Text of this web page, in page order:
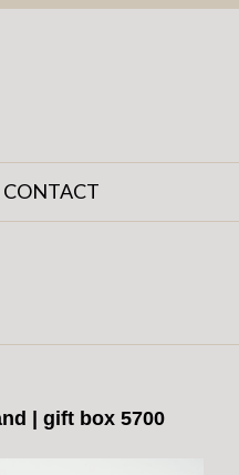
CONTACT
| gift box 5700